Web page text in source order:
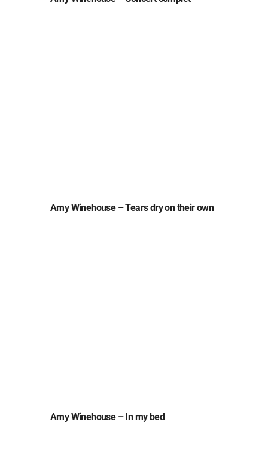
Amy Winehouse – Tears dry on their own
Amy Winehouse – In my bed